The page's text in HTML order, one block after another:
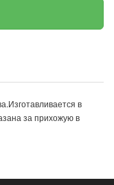
в
за прихожую в